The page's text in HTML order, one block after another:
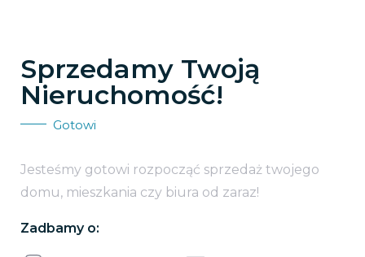
Sprzedamy Twoją
Nieruchomość!
Gotowi
Jesteśmy gotowi rozpocząć sprzedaż twojego
domu, mieszkania czy biura od zaraz!
Zadbamy o: